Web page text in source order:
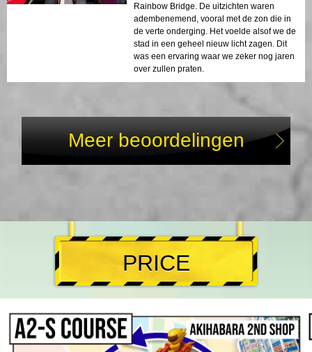
Rainbow Bridge. De uitzichten waren
adembenemend, vooral met de zon die in
de verte onderging. Het voelde alsof we de
stad in een geheel nieuw licht zagen. Dit
was een ervaring waar we zeker nog jaren
over zullen praten.
Meer beoordelingen
PRICE